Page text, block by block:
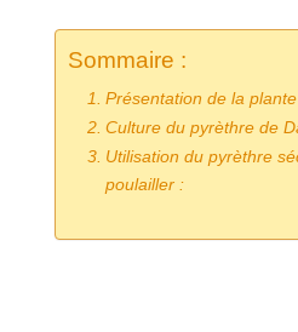
Sommaire :
Présentation de la
Culture du pyrèthre de
Utilisation du pyrèthre
poulailler :